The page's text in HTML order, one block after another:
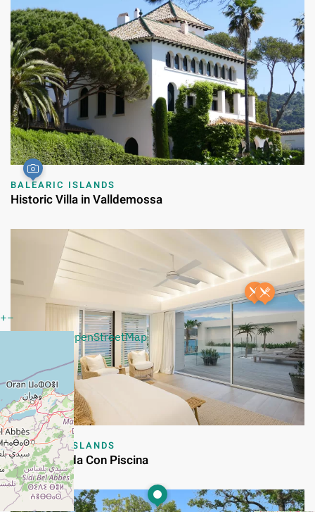
+−
OpenStreetMap
BALEARIC ISLANDS
Historic Villa in Valldemossa
BALEARIC ISLANDS
Casa Soleada Con Piscina